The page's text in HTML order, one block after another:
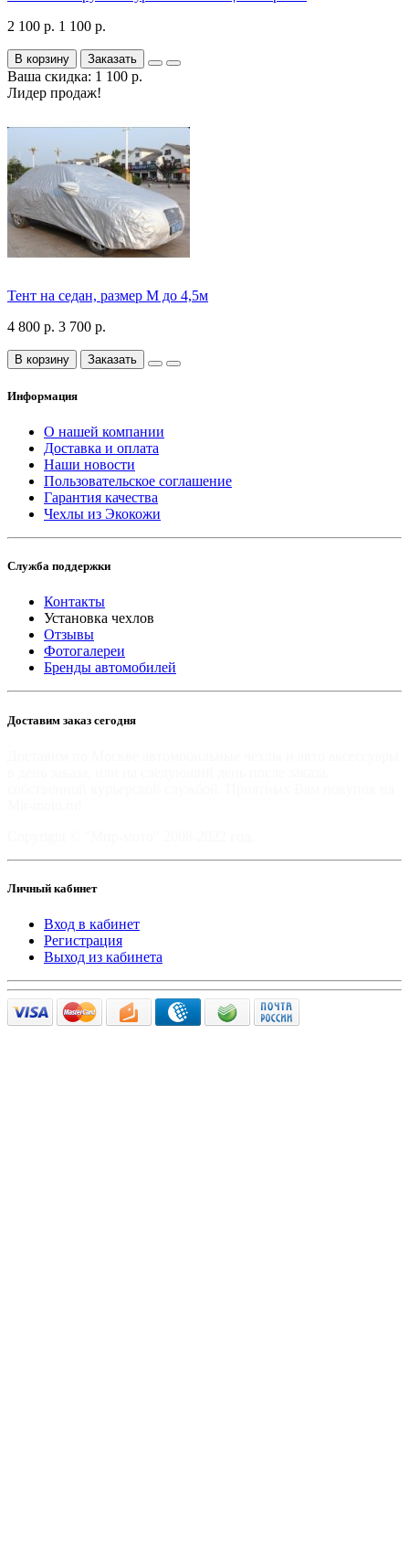
2 100 р. 1 100 р.
В корзину Заказать
Ваша скидка: 1 100 р.
Лидер продаж!
Тент на седан, размер М до 4,5м
4 800 р. 3 700 р.
В корзину Заказать
Информация
О нашей компании
Доставка и оплата
Наши новости
Пользовательское соглашение
Гарантия качества
Чехлы из Экокожи
Служба поддержки
Контакты
Установка чехлов
Отзывы
Фотогалереи
Бренды автомобилей
Доставим заказ сегодня
Личный кабинет
Вход в кабинет
Регистрация
Выход из кабинета